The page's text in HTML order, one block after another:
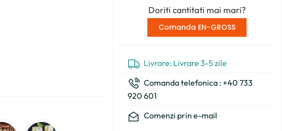
Doriti cantitati mai mari?
Comanda EN-GROSS
Livrare: Livrare 3-5 zile
Comanda telefonica : +40 733
920 601
Comenzi prin e-mail